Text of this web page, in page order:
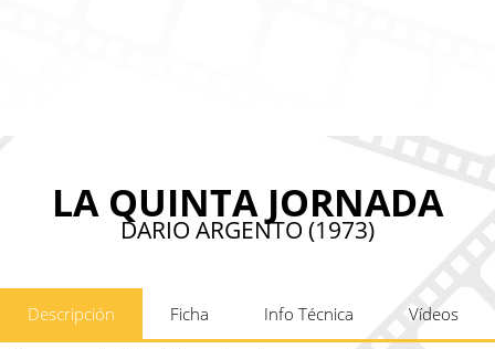
LA QUINTA JORNADA
DARIO ARGENTO (1973)
Descripción Ficha Info Técnica Vídeos